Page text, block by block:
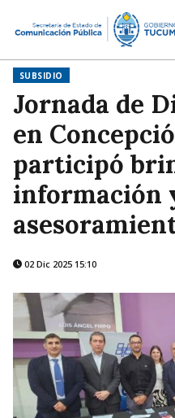
SUBSIDIO
Jornada de
en
participó
información
02 Dic 2025 15:10